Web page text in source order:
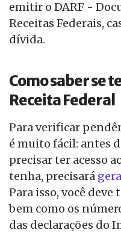
emitir o DARF -
Receitas Federais,
dívida.
Como saber se
Receita Federal
Para verificar
é muito fácil: antes
precisar ter acesso
tenha, precisará
Para isso, você deve
bem como os
das declarações do